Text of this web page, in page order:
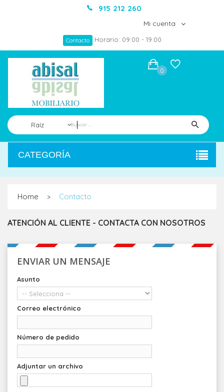
915 212 260
Mi cuenta
Contacto Horario: 09:00 - 19:00
Raíz
0
CATEGORÍA
Home > Contacto
ATENCIÓN AL CLIENTE - CONTACTA CON NOSOTROS
ENVIAR UN MENSAJE
Asunto
Correo electrónico
Número de pedido
Adjuntar un archivo